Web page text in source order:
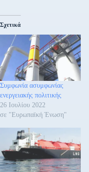
Σχετικά
Συμφωνία ασυμφωνίας
ενεργειακής πολιτικής
26 Ιουλίου 2022
σε "Ευρωπαϊκή Ένωση"